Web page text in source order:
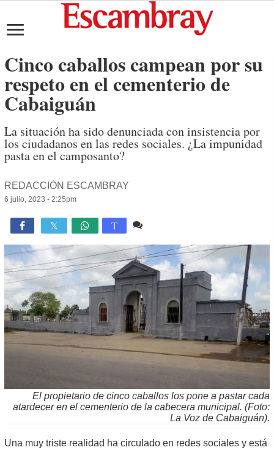
Cinco caballos campean por su
respeto en el cementerio de
Cabaiguán
La situación ha sido denunciada con insistencia por
los ciudadanos en las redes sociales. ¿La impunidad
pasta en el camposanto?
REDACCIÓN ESCAMBRAY
6 julio, 2023 - 2:25pm
 T
El propietario de cinco caballos los pone a pastar cada
atardecer en el cementerio de la cabecera municipal. (Foto:
La Voz de Cabaiguán).
Una muy triste realidad ha circulado en redes sociales y está